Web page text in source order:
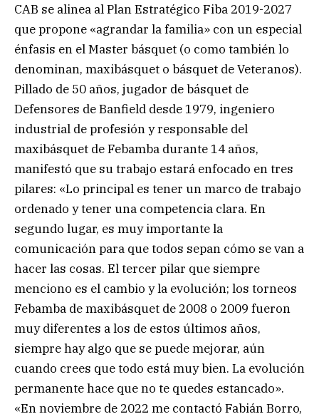
CAB se alinea al Plan Estratégico Fiba 2019-2027
que propone «agrandar la familia» con un especial
énfasis en el Master básquet (o como también lo
denominan, maxibásquet o básquet de Veteranos).
Pillado de 50 años, jugador de básquet de
Defensores de Banfield desde 1979, ingeniero
industrial de profesión y responsable del
maxibásquet de Febamba durante 14 años,
manifestó que su trabajo estará enfocado en tres
pilares: «Lo principal es tener un marco de trabajo
ordenado y tener una competencia clara. En
segundo lugar, es muy importante la
comunicación para que todos sepan cómo se van a
hacer las cosas. El tercer pilar que siempre
menciono es el cambio y la evolución; los torneos
Febamba de maxibásquet de 2008 o 2009 fueron
muy diferentes a los de estos últimos años,
siempre hay algo que se puede mejorar, aún
cuando crees que todo está muy bien. La evolución
permanente hace que no te quedes estancado».
«En noviembre de 2022 me contactó Fabián Borro,